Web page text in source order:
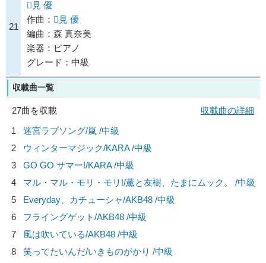
21
見 優
作曲： 見 優
編曲：森 真奈美
楽器：ピアノ
グレード：中級
収載曲一覧
27曲を収載
収載曲の詳細
1
迷宮ラブソング/嵐 /中級
2
ウィンターマジック/KARA/中級
3
GO GO サマー!/KARA/中級
4
マル・マル・モリ・モリ!/薫と友樹、たまにムック。
/中級
5
Everyday、カチューシャ/AKB48 /中級
6
フライングゲット/AKB48 /中級
7
風は吹いている/AKB48 /中級
8
笑ってたいんだ/いきものがかり /中級